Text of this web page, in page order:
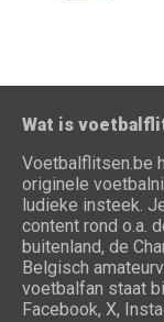
Wat is
Voetbalflitsen.be
originele
ludieke insteek.
content rond o.a.
buitenland, de
Belgisch
voetbalfan staat
Facebook, X,